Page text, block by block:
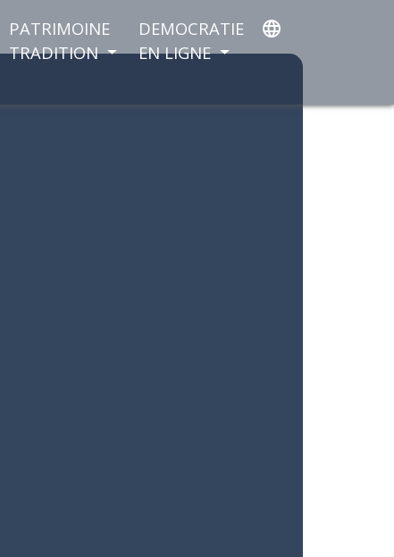
PATRIMOINE
TRADITION
DEMOCRATIE
EN LIGNE
language